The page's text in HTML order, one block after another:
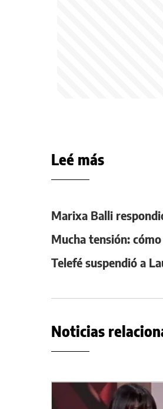
Leé más
Marixa Balli
Mucha tensión:
Telefé suspendió a
Noticias